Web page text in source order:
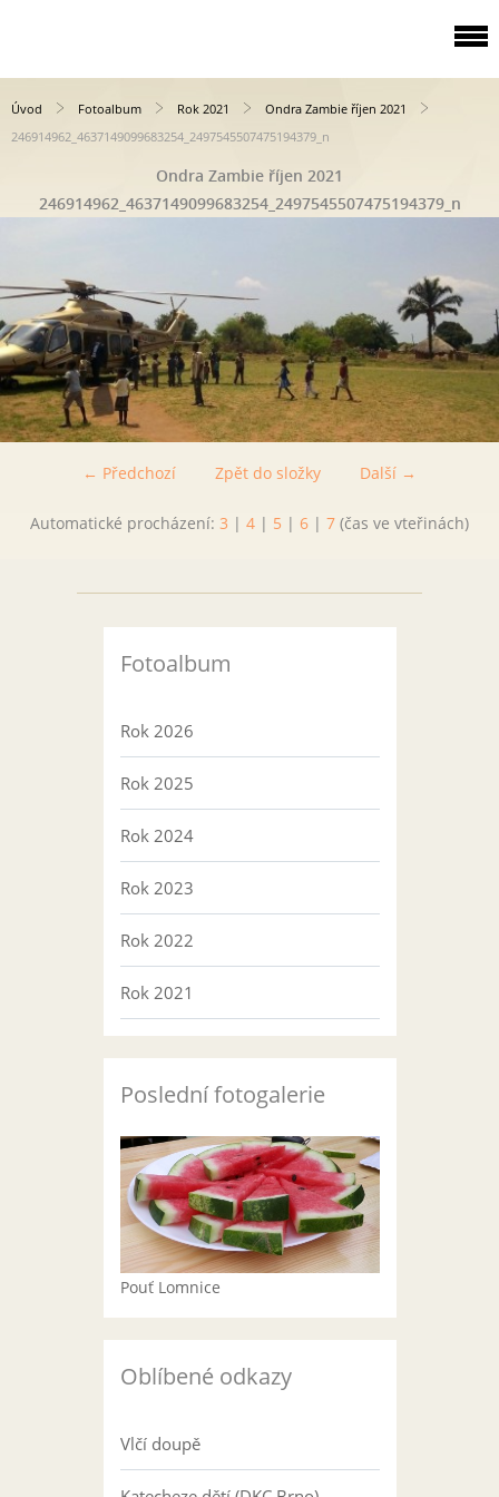
Úvod Fotoalbum Rok 2021
Ondra Zambie říjen 2021
246914962_4637149099683254_2497545507475194379_n
Ondra Zambie říjen 2021
246914962_4637149099683254_2497545507475194379_n
← Předchozí Další →
Zpět do složky
Automatické procházení: 3 | 4 | 5 | 6 | 7 (čas ve vteřinách)
Fotoalbum
Rok 2026
Rok 2025
Rok 2024
Rok 2023
Rok 2022
Rok 2021
Poslední fotogalerie
Pouť Lomnice
Oblíbené odkazy
Vlčí doupě